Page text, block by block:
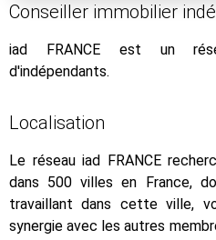
Conseiller immobilier
iad FRANCE est un
d'indépendants.
Localisation
Le réseau iad FRANCE
dans 500 villes en France,
travaillant dans cette ville,
synergie avec les autres